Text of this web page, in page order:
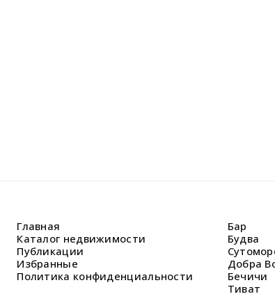
Главная
Каталог недвижимости
Публикации
Избранные
Политика конфиденциальности
Бар
Будва
Добра
Бечичи
Тиват